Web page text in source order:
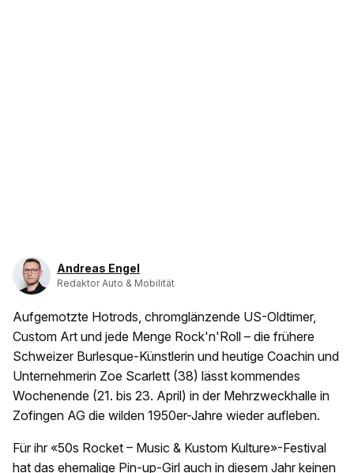
Andreas Engel
Redaktor Auto & Mobilität
Aufgemotzte Hotrods, chromglänzende US-Oldtimer,
Custom Art und jede Menge Rock'n'Roll – die frühere
Schweizer Burlesque-Künstlerin und heutige Coachin und
Unternehmerin Zoe Scarlett (38) lässt kommendes
Wochenende (21. bis 23. April) in der Mehrzweckhalle in
Zofingen AG die wilden 1950er-Jahre wieder aufleben.
Für ihr «50s Rocket – Music & Kustom Kulture»-Festival
hat das ehemalige Pin-up-Girl auch in diesem Jahr keinen